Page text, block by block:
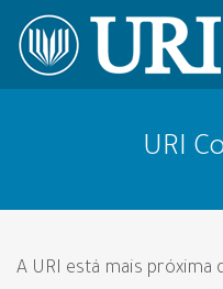
URI
A URI está mais próxima